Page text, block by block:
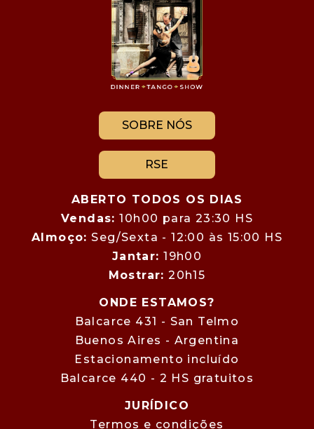
SOBRE NÓS
RSE
ABERTO TODOS OS DIAS
Vendas: 10h00 para 23:30 HS
Almoço: Seg/Sexta - 12:00 às 15:00 HS
Jantar: 19h00
Mostrar: 20h15
ONDE ESTAMOS?
Balcarce 431 - San Telmo
Buenos Aires - Argentina
Estacionamento incluído
Balcarce 440 - 2 HS gratuitos
JURÍDICO
Termos e condições